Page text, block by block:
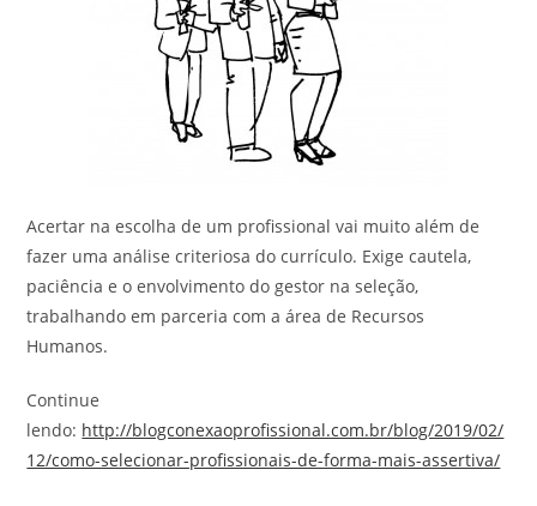
Acertar na escolha de um profissional vai muito além de
fazer uma análise criteriosa do currículo. Exige cautela,
paciência e o envolvimento do gestor na seleção,
trabalhando em parceria com a área de Recursos
Humanos.
Continue
lendo: http://blogconexaoprofissional.com.br/blog/2019/02/
12/como-selecionar-profissionais-de-forma-mais-assertiva/